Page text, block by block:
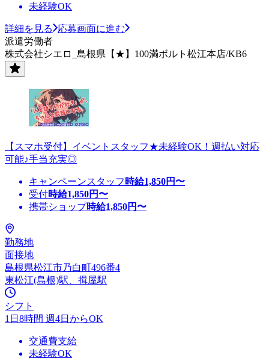
未経験OK
詳細を見る
応募画面に進む
派遣労働者
株式会社シエロ_島根県【★】100満ボルト松江本店/KB6
【スマホ受付】イベントスタッフ★未経験OK！週払い対応
可能♪手当充実◎
キャンペーンスタッフ 時給1,850円〜
受付時給1,850円〜
携帯ショップ時給1,850円〜
勤務地
面接地
島根県松江市乃白町496番4
東松江(島根)駅、揖屋駅
シフト
1日8時間 週4日からOK
交通費支給
未経験OK